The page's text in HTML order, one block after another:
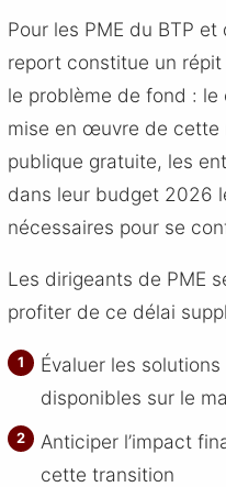
Pour les PME du BTP
report constitue un
le problème de fond :
mise en œuvre de cette
publique gratuite, les
dans leur budget 2026
nécessaires pour se
Les dirigeants de PME
profiter de ce délai
Évaluer les
disponibles sur le
Anticiper l’impact
cette transition